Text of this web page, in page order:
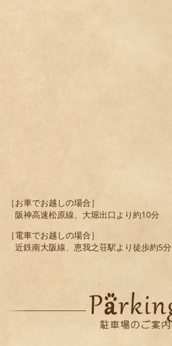
［お車でお越しの場合］
阪神高速松原線、大堀出口より約10分
［電車でお越しの場合］
近鉄南大阪線、恵我之荘駅より徒歩約5分